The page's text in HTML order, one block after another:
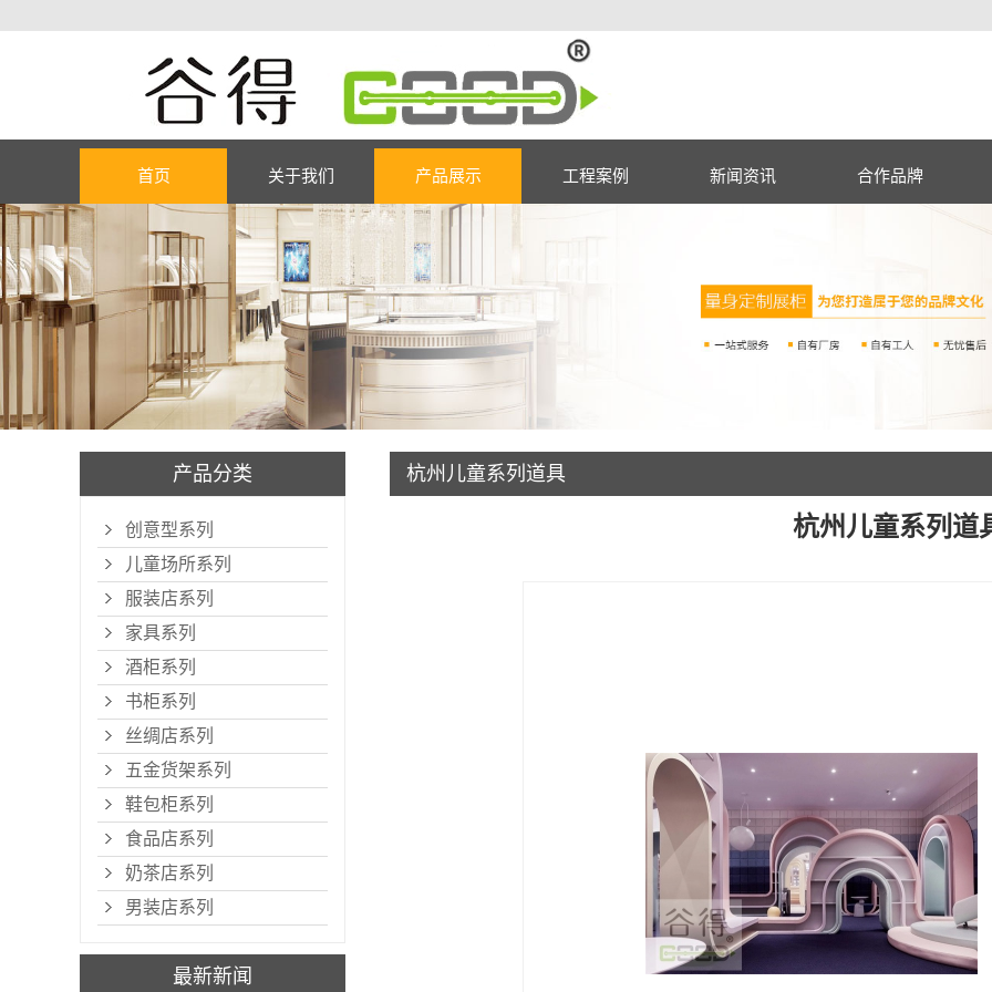
首页 关于我们 产品展示 工程案例 新闻资讯 合作品牌
产品分类
创意型系列
儿童场所系列
服装店系列
家具系列
酒柜系列
书柜系列
丝绸店系列
五金货架系列
鞋包柜系列
食品店系列
奶茶店系列
男装店系列
最新新闻
杭州儿童系列道具
杭州儿童系列道